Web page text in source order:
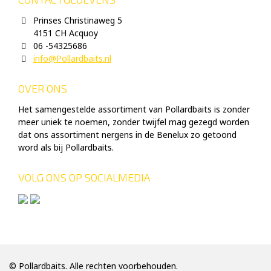
Prinses Christinaweg 5
4151 CH Acquoy
06 -54325686
info@Pollardbaits.nl
OVER ONS
Het samengestelde assortiment van Pollardbaits is zonder
meer uniek te noemen, zonder twijfel mag gezegd worden
dat ons assortiment nergens in de Benelux zo getoond
word als bij Pollardbaits.
VOLG ONS OP SOCIALMEDIA
© Pollardbaits. Alle rechten voorbehouden.